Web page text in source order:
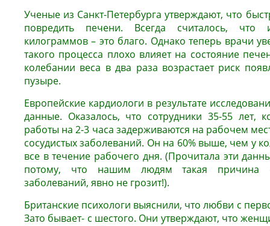
Ученые из Санкт-Петербурга утверждают, что
повредить печени. Всегда считалось, что
килограммов – это благо. Однако теперь врачи
такого процесса плохо влияет на состояние
колебании веса в два раза возрастает риск
пузыре.
Европейские кардиологи в результате
данные. Оказалось, что сотрудники 35-55 лет,
работы на 2-3 часа задерживаются на рабочем
сосудистых заболеваний. Он на 60% выше, чем у
все в течение рабочего дня. (Прочитала эти
потому, что нашим людям такая причина
заболеваний, явно не грозит!).
Британские психологи выяснили, что любви с
Зато бывает- с шестого. Они утверждают, что